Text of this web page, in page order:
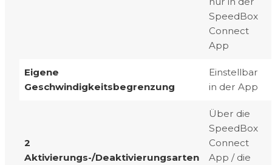
SpeedBox
Connect
App
Eigene
Geschwindigkeitsbegrenzung
Einstellbar
in der App
2
Aktivierungs-/Deaktivierungsarten
Über die
SpeedBox
Connect
App / die